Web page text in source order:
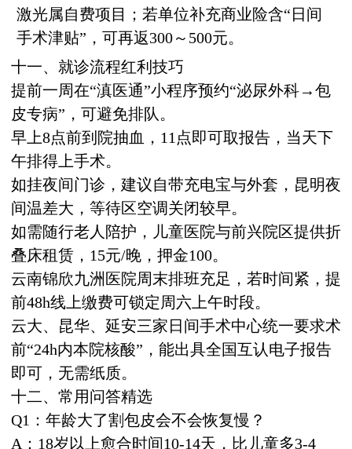
激光属自费项目；若单位补充商业险含“日间
手术津贴”，可再返300～500元。
十一、就诊流程红利技巧
提前一周在“滇医通”小程序预约“泌尿外科→包
皮专病”，可避免排队。
早上8点前到院抽血，11点即可取报告，当天下
午排得上手术。
如挂夜间门诊，建议自带充电宝与外套，昆明夜
间温差大，等待区空调关闭较早。
如需随行老人陪护，儿童医院与前兴院区提供折
叠床租赁，15元/晚，押金100。
云南锦欣九洲医院周末排班充足，若时间紧，提
前48h线上缴费可锁定周六上午时段。
云大、昆华、延安三家日间手术中心统一要求术
前“24h内本院核酸”，能出具全国互认电子报告
即可，无需纸质。
十二、常用问答精选
Q1：年龄大了割包皮会不会恢复慢？
A：18岁以上愈合时间10-14天，比儿童多3-4